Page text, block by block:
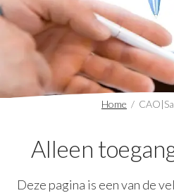
Home /
Alleen
Deze pagina is een van de